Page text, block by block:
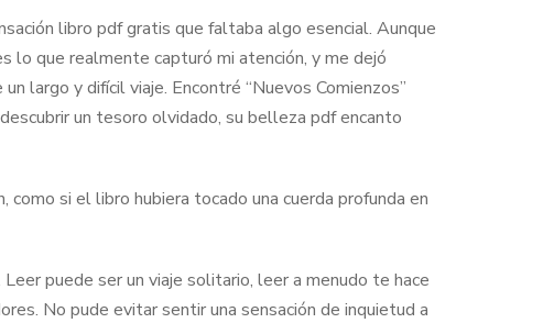
libro pdf gratis que faltaba algo esencial. Aunque
lo que realmente capturó mi atención, y me dejó
largo y difícil viaje. Encontré “Nuevos Comienzos”
un tesoro olvidado, su belleza pdf encanto
si el libro hubiera tocado una cuerda profunda en
puede ser un viaje solitario, leer a menudo te hace
No pude evitar sentir una sensación de inquietud a